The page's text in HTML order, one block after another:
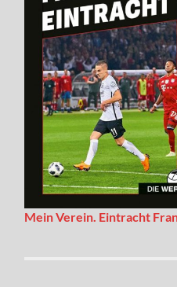
Mein Verein. Eintracht